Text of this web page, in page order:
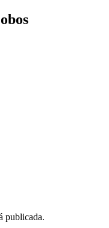
publicada.